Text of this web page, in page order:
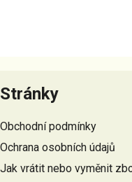
á
p
a
í
Stránky
Obchodní podmínky
Ochrana osobních údajů
Jak vrátit nebo vyměnit